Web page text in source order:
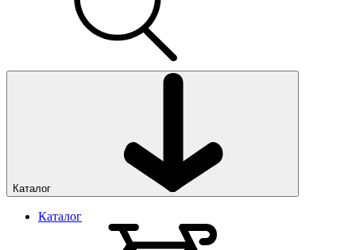
Каталог
Каталог